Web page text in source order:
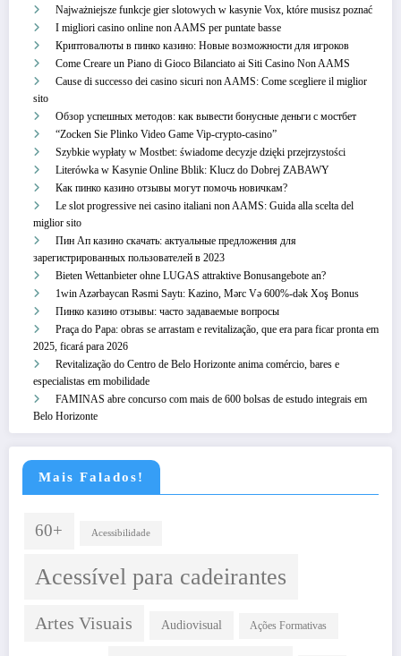
Najważniejsze funkcje gier slotowych w kasynie Vox, które musisz poznać
I migliori casino online non AAMS per puntate basse
Криптовалюты в пинко казино: Новые возможности для игроков
Come Creare un Piano di Gioco Bilanciato ai Siti Casino Non AAMS
Cause di successo dei casino sicuri non AAMS: Come scegliere il miglior
sito
Обзор успешных методов: как вывести бонусные деньги с мостбет
“Zocken Sie Plinko Video Game Vip-crypto-casino”
Szybkie wypłaty w Mostbet: świadome decyzje dzięki przejrzystości
Literówka w Kasynie Online Bblik: Klucz do Dobrej ZABAWY
Как пинко казино отзывы могут помочь новичкам?
Le slot progressive nei casino italiani non AAMS: Guida alla scelta del
miglior sito
Пин Ап казино скачать: актуальные предложения для
зарегистрированных пользователей в 2023
Bieten Wettanbieter ohne LUGAS attraktive Bonusangebote an?
1win Azərbaycan Rəsmi Saytı: Kazino, Mərc Və 600%-dək Xoş Bonus
Пинко казино отзывы: часто задаваемые вопросы
Praça do Papa: obras se arrastam e revitalização, que era para ficar pronta em
2025, ficará para 2026
Revitalização do Centro de Belo Horizonte anima comércio, bares e
especialistas em mobilidade
FAMINAS abre concurso com mais de 600 bolsas de estudo integrais em
Belo Horizonte
Mais Falados!
60+ Acessibilidade
Acessível para cadeirantes
Artes Visuais Audiovisual Ações Formativas